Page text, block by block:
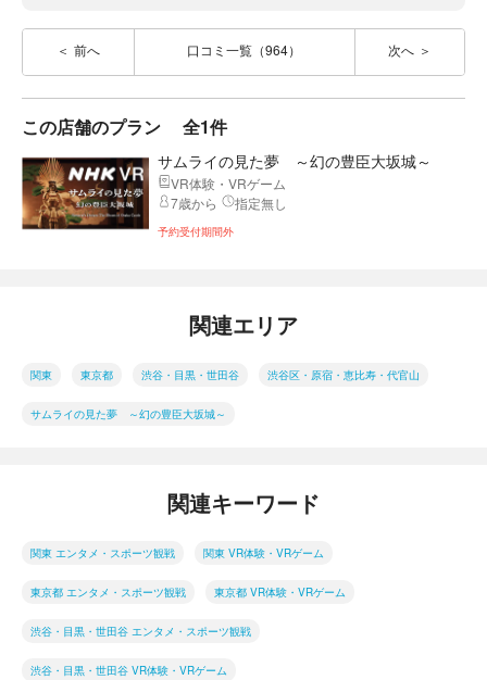
前へ 口コミ一覧（964） 次へ
この店舗のプラン 全1件
サムライの見た夢 ～幻の豊臣大坂城～
VR体験・VRゲーム
7歳から
指定無し
予約受付期間外
関連エリア
関東 東京都 渋谷・目黒・世田谷 渋谷区・原宿・恵比寿・代官山
サムライの見た夢 ～幻の豊臣大坂城～
関連キーワード
関東 エンタメ・スポーツ観戦 関東 VR体験・VRゲーム
東京都 エンタメ・スポーツ観戦 東京都 VR体験・VRゲーム
渋谷・目黒・世田谷 エンタメ・スポーツ観戦
渋谷・目黒・世田谷 VR体験・VRゲーム